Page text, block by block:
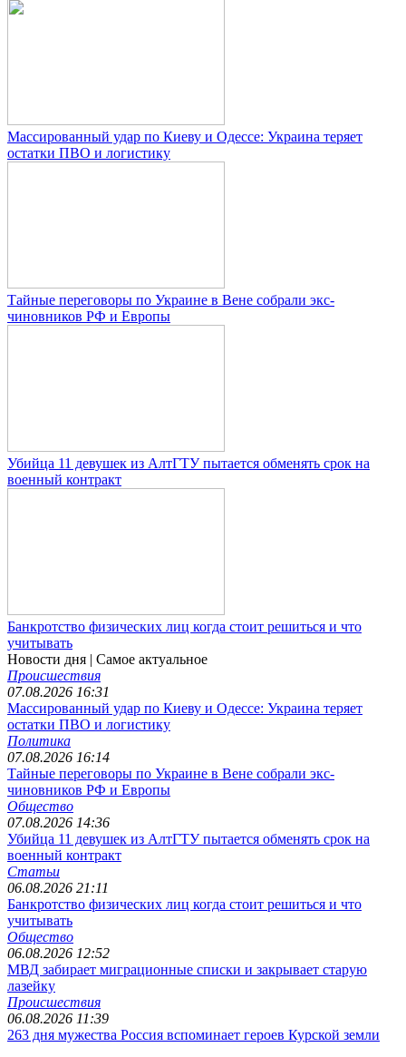
Массированный удар по Киеву и Одессе: Украина теряет
остатки ПВО и логистику
Тайные переговоры по Украине в Вене собрали экс-
чиновников РФ и Европы
Убийца 11 девушек из АлтГТУ пытается обменять срок на
военный контракт
Банкротство физических лиц когда стоит решиться и что
учитывать
Новости дня | Самое актуальное
Происшествия
07.08.2026 16:31
Массированный удар по Киеву и Одессе: Украина теряет
остатки ПВО и логистику
Политика
07.08.2026 16:14
Тайные переговоры по Украине в Вене собрали экс-
чиновников РФ и Европы
Общество
07.08.2026 14:36
Убийца 11 девушек из АлтГТУ пытается обменять срок на
военный контракт
Статьи
06.08.2026 21:11
Банкротство физических лиц когда стоит решиться и что
учитывать
Общество
06.08.2026 12:52
МВД забирает миграционные списки и закрывает старую
лазейку
Происшествия
06.08.2026 11:39
263 дня мужества Россия вспоминает героев Курской земли